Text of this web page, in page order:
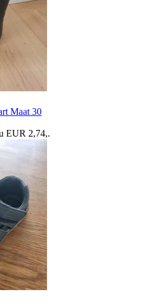
Maat 30
EUR 2,74,.